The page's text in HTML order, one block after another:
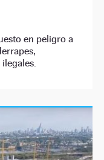
en peligro a